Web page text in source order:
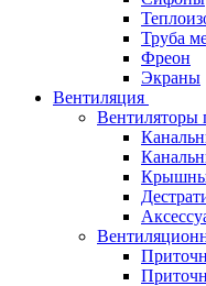
Труба
Фреон
Экраны
Вентиляция